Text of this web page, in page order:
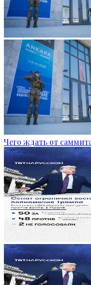
Чего ждать от